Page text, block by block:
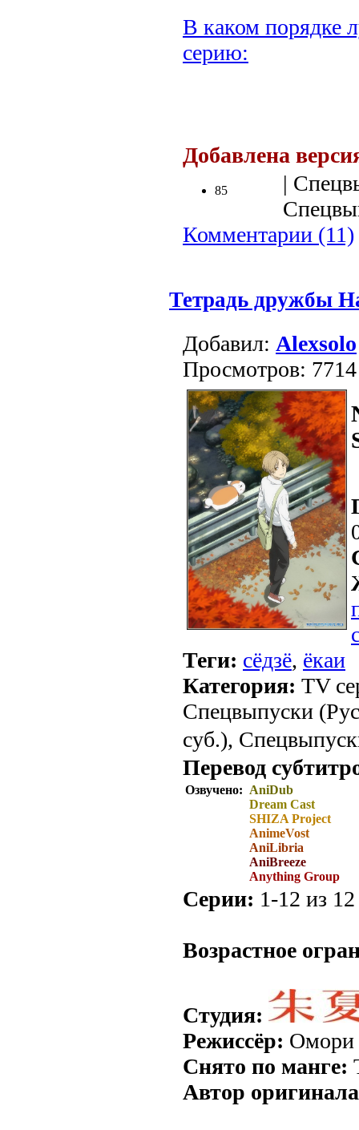
В каком порядке
серию:
Добавлена
85
|
Комментарии (11)
Тетрадь дружбы
Добавил: Alexsolo
Просмотров: 7714
Теги: сёдзё, ёкаи
Категория: TV
Спецвыпуски
суб.),
Перевод
Озвучено: AniDub
Dream Cast
SHIZA Project
AnimeVost
AniLibria
AniBreeze
Anything Group
Серии: 1-12 из
Возрастное
Студия:
Режиссёр: Омори
Снято по манге:
Автор